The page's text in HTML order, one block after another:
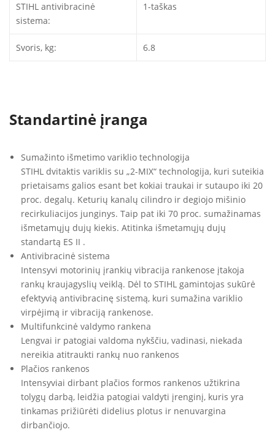
STIHL antivibracinė
sistema:
1-taškas
Svoris, kg: 6.8
Standartinė įranga
Sumažinto išmetimo variklio technologija
STIHL dvitaktis variklis su „2-MIX“ technologija, kuri suteikia
prietaisams galios esant bet kokiai traukai ir sutaupo iki 20
proc. degalų. Keturių kanalų cilindro ir degiojo mišinio
recirkuliacijos junginys. Taip pat iki 70 proc. sumažinamas
išmetamųjų dujų kiekis. Atitinka išmetamųjų dujų
standartą ES II .
Antivibracinė sistema
Intensyvi motorinių įrankių vibracija rankenose įtakoja
rankų kraujagyslių veiklą. Dėl to STIHL gamintojas sukūrė
efektyvią antivibracinę sistemą, kuri sumažina variklio
virpėjimą ir vibraciją rankenose.
Multifunkcinė valdymo rankena
Lengvai ir patogiai valdoma nykščiu, vadinasi, niekada
nereikia atitraukti rankų nuo rankenos
Plačios rankenos
Intensyviai dirbant plačios formos rankenos užtikrina
tolygų darbą, leidžia patogiai valdyti įrenginį, kuris yra
tinkamas prižiūrėti didelius plotus ir nenuvargina
dirbančiojo.